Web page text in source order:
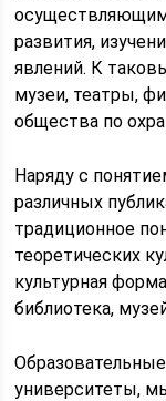
развития,
явлений. К
музеи, театры,
общества по
Наряду с
различных
традиционное
теоретических
культурная
библиотека,
университеты,